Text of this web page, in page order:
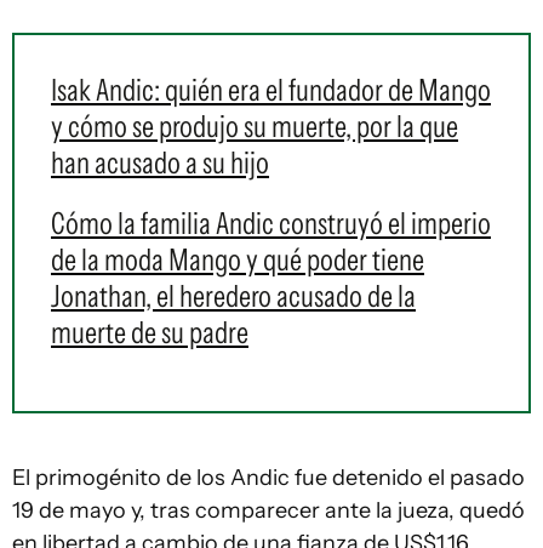
Isak Andic: quién era el fundador de Mango
y cómo se produjo su muerte, por la que
han acusado a su hijo
Cómo la familia Andic construyó el imperio
de la moda Mango y qué poder tiene
Jonathan, el heredero acusado de la
muerte de su padre
El primogénito de los Andic fue detenido el pasado
19 de mayo y, tras comparecer ante la jueza, quedó